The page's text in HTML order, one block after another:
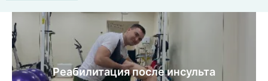
Реабилитация после инсульта